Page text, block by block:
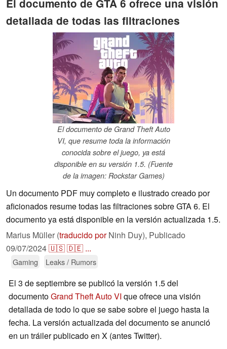
El documento de GTA 6 ofrece una visión
detallada de todas las filtraciones
El documento de Grand Theft Auto
VI, que resume toda la información
conocida sobre el juego, ya está
disponible en su versión 1.5. (Fuente
de la imagen: Rockstar Games)
Un documento PDF muy completo e ilustrado creado por
aficionados resume todas las filtraciones sobre GTA 6. El
documento ya está disponible en la versión actualizada 1.5.
Marius Müller (traducido porNinh Duy), Publicado
09/07/2024🇺🇸🇩🇪 ...
Gaming Leaks / Rumors
El 3 de septiembre se publicó la versión 1.5 del
documentoGrand Theft Auto VI que ofrece una visión
detallada de todo lo que se sabe sobre el juego hasta la
fecha. La versión actualizada del documento se anunció
en un tráiler publicado en X (antes Twitter).